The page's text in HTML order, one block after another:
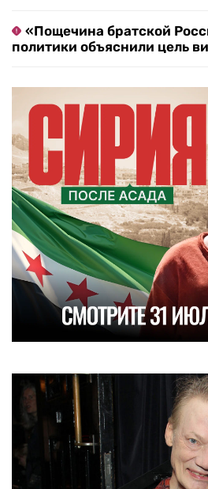
«Пощечина братской
политики объяснили цель